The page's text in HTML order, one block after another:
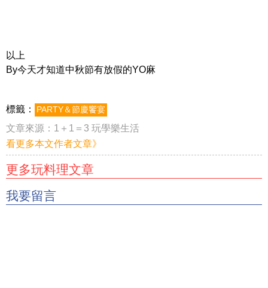
以上
By今天才知道中秋節有放假的YO麻
標籤： PARTY＆節慶饗宴
文章來源： 1＋1＝3 玩學樂生活
看更多本文作者文章》
更多玩料理文章
我要留言